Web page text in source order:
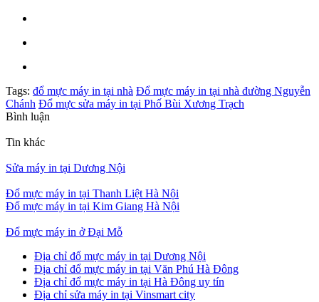
Tags: đổ mực máy in tại nhà Đổ mực máy in tại nhà đường Nguyễn
Chánh Đổ mực sửa máy in tại Phố Bùi Xương Trạch
Bình luận
Tin khác
Sửa máy in tại Dương Nội
Đổ mực máy in tại Thanh Liệt Hà Nội
Đổ mực máy in tại Kim Giang Hà Nội
Đổ mực máy in ở Đại Mỗ
Địa chỉ đổ mực máy in tại Dương Nội
Địa chỉ đổ mực máy in tại Văn Phú Hà Đông
Địa chỉ đổ mực máy in tại Hà Đông uy tín
Địa chỉ sửa máy in tại Vinsmart city